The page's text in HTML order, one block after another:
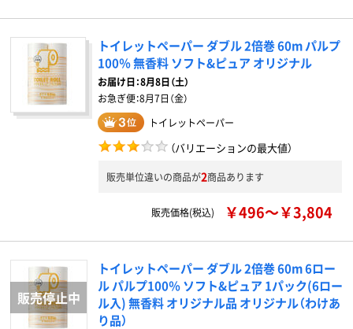
トイレットペーパー ダブル 2倍巻 60m パルプ
100％ 無香料 ソフト&ピュア オリジナル
お届け日：8月8日（土）
お急ぎ便：8月7日（金）
トイレットペーパー
（バリエーションの最大値）
販売単位違いの商品が2商品あります
販売価格(税込) ￥496～￥3,804
トイレットペーパー ダブル 2倍巻 60m 6ロー
ル パルプ100％ ソフト&ピュア 1パック(6ロー
ル入) 無香料 オリジナル品 オリジナル（わけあ
り品）